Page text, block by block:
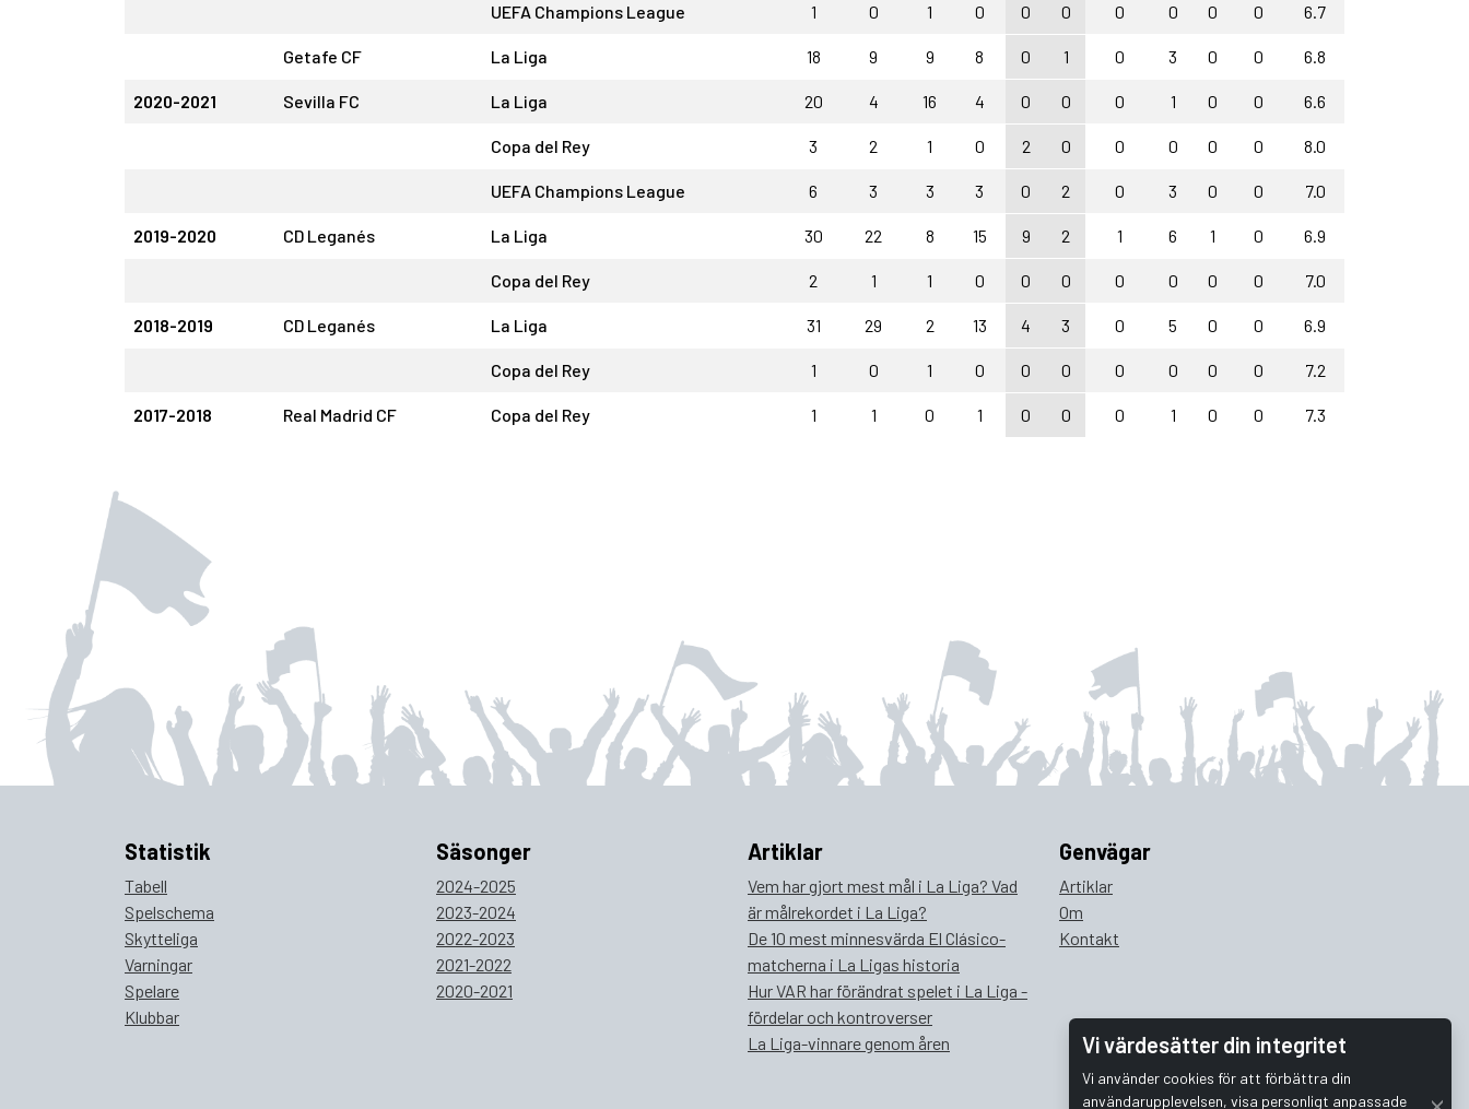
Vi värdesätter din integritet
Vi använder cookies för att förbättra din
användarupplevelsen, visa personligt anpassade
UEFA Champions League 1 0 1 0 0 0 0 0 0 0 6.7
Getafe CF La Liga 18 9 9 8 0 1 0 3 0 0 6.8
2020-2021 Sevilla FC La Liga 20 4 16 4 0 0 0 1 0 0 6.6
Copa del Rey 3 2 1 0 2 0 0 0 0 0 8.0
UEFA Champions League 6 3 3 3 0 2 0 3 0 0 7.0
2019-2020 CD Leganés La Liga 30 22 8 15 9 2 1 6 1 0 6.9
Copa del Rey 2 1 1 0 0 0 0 0 0 0 7.0
2018-2019 CD Leganés La Liga 31 29 2 13 4 3 0 5 0 0 6.9
Copa del Rey 1 0 1 0 0 0 0 0 0 0 7.2
2017-2018 Real Madrid CF Copa del Rey 1 1 0 1 0 0 0 1 0 0 7.3
Statistik
Tabell
Spelschema
Skytteliga
Varningar
Spelare
Klubbar
Säsonger
2024-2025
2023-2024
2022-2023
2021-2022
2020-2021
Artiklar
Vem har gjort mest mål i La Liga? Vad
är målrekordet i La Liga?
De 10 mest minnesvärda El Clásico-
matcherna i La Ligas historia
Hur VAR har förändrat spelet i La Liga -
fördelar och kontroverser
La Liga-vinnare genom åren
Genvägar
Artiklar
Om
Kontakt